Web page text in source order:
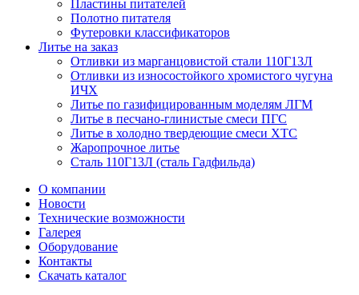
Пластины питателей
Полотно питателя
Футеровки классификаторов
Литье на заказ
Отливки из марганцовистой стали 110Г13Л
Отливки из износостойкого хромистого чугуна
ИЧХ
Литье по газифицированным моделям ЛГМ
Литье в песчано-глинистые смеси ПГС
Литье в холодно твердеющие смеси ХТС
Жаропрочное литье
Сталь 110Г13Л (сталь Гадфильда)
О компании
Новости
Технические возможности
Галерея
Оборудование
Контакты
Скачать каталог